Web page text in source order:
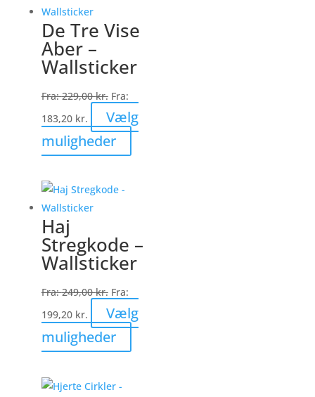
Mulighederne
vælges
varesiden
De Tre Vise
Aber –
Wallsticker
Fra:229,00kr. Fra:
183,20 kr.
Vælg
muligheder
vare
kan
vælges
varesiden
Haj
Stregkode –
Wallsticker
Fra:249,00kr. Fra:
199,20 kr.
Vælg
muligheder
vare